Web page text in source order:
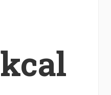
kcal